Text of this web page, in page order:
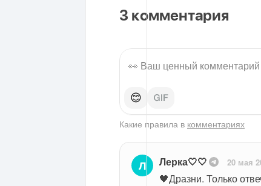
3 комментария
😊
Какие правила в комментариях
Л Лерка🤍🤍 20 мая
🖤Дразни. Только